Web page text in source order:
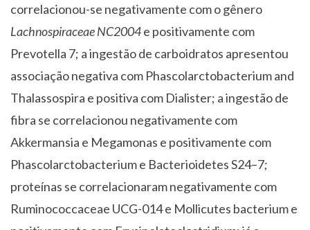
correlacionou-se negativamente com o gênero
Lachnospiraceae NC2004e positivamente com
Prevotella 7; a ingestão de carboidratos apresentou
associação negativa com Phascolarctobacterium and
Thalassospira e positiva com Dialister; a ingestão de
fibra se correlacionou negativamente com
Akkermansia e Megamonas e positivamente com
Phascolarctobacterium e Bacterioidetes S24–7;
proteínas se correlacionaram negativamente com
Ruminococcaceae UCG-014 e Mollicutes bacterium e